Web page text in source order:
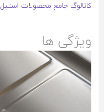
کاتالوگ جامع محصولات استیل
ویژگی ها